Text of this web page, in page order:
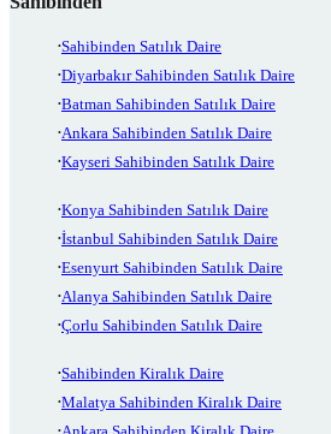
Sahibinden Satılık Daire
Diyarbakır Sahibinden Satılık Daire
Batman Sahibinden Satılık Daire
Ankara Sahibinden Satılık Daire
Kayseri Sahibinden Satılık Daire
Konya Sahibinden Satılık Daire
İstanbul Sahibinden Satılık Daire
Esenyurt Sahibinden Satılık Daire
Alanya Sahibinden Satılık Daire
Çorlu Sahibinden Satılık Daire
Sahibinden Kiralık Daire
Malatya Sahibinden Kiralık Daire